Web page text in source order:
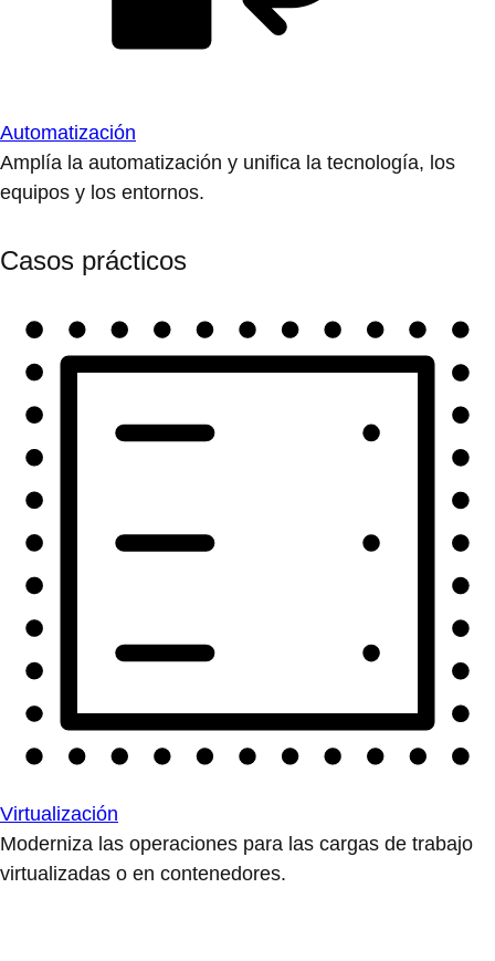
Automatización
Amplía la automatización y unifica la tecnología, los
equipos y los entornos.
Casos prácticos
Virtualización
Moderniza las operaciones para las cargas de trabajo
virtualizadas o en contenedores.